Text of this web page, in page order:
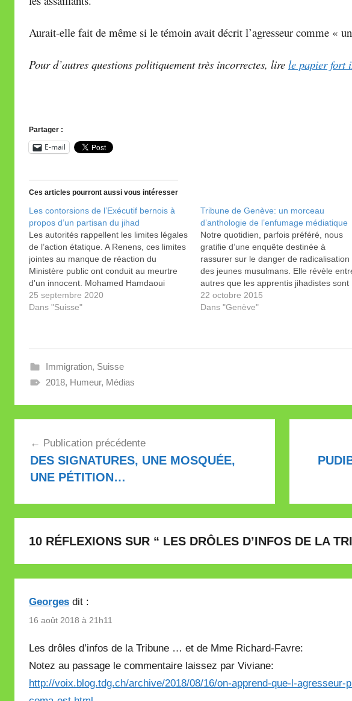
Aurait-elle fait de même si le témoin avait décrit l’agresseur comme «
Pour d’autres questions politiquement très incorrectes, lire le papier fort
Partager :
E-mail
Ces articles pourront aussi vous intéresser
Les contorsions de l’Exécutif bernois à
propos d’un partisan du jihad
Les autorités rappellent les limites légales
de l’action étatique. A Renens, ces limites
jointes au manque de réaction du
Ministère public ont conduit au meurtre
d'un innocent. Mohamed Hamdaoui
passe de coup de sang en coup de sang.
Avant celui dont j’ai parlé dans le post
25 septembre 2020
Dans "Suisse"
Tribune de Genève: un morceau
d’anthologie de l’enfumage médiatique
Notre quotidien, parfois préféré, nous
gratifie d’une enquête destinée à
rassurer sur le danger de radicalisation
des jeunes musulmans. Elle révèle
autres que les apprentis jihadistes sont
en fait des humanistes.
22 octobre 2015
Dans "Genève"
Immigration, Suisse
2018, Humeur, Médias
l’article
Publication précédente
DES SIGNATURES, UNE MOSQUÉE,
UNE PÉTITION…
10 RÉFLEXIONS SUR “ LES DRÔLES D’INFOS DE LA
Georges dit :
16 août 2018 à 21h11
Les drôles d’infos de la Tribune … et de Mme Richard-Favre:
Notez au passage le commentaire laissez par Viviane:
http://voix.blog.tdg.ch/archive/2018/08/16/on-apprend-que-l-